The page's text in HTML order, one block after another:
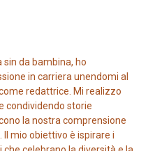
da bambina, ho
in carriera unendomi al
redattrice. Mi realizzo
condividendo storie
la nostra comprensione
mio obiettivo è ispirare i